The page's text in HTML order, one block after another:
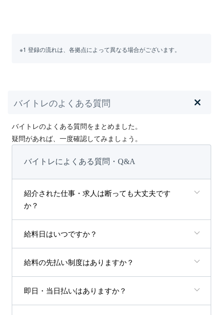
※1 登録の流れは、各拠点によって異なる場合がございます。
バイトレのよくある質問
バイトレのよくある質問をまとめました。
疑問があれば、一度確認してみましょう。
バイトレによくある質問・Q&A
紹介された仕事・求人は断っても大丈夫です
か？
給料日はいつですか？
給料の先払い制度はありますか？
即日・当日払いはありますか？